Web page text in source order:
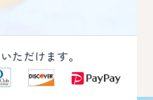
ただけます。